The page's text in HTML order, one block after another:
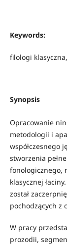
Keywords:
filologi
Synopsis
Opracowanie
metodologii i
współczesnego
stworzenia
fonologicznego,
klasycznej
został
pochodzących z
W pracy
prozodii,